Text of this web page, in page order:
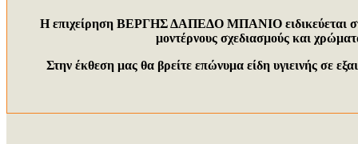
Η επιχείρηση ΒΕΡΓΗΣ ΔΑΠΕΔΟ ΜΠΑΝΙΟ ειδικεύεται
μοντέρνους σχεδιασμούς και
Στην έκθεση μας θα βρείτε επώνυμα είδη υγιεινής σε